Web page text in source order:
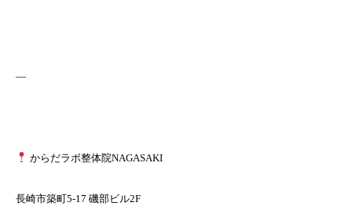
—
からだラボ整体院NAGASAKI
長崎市築町5-17 磯部ビル2F